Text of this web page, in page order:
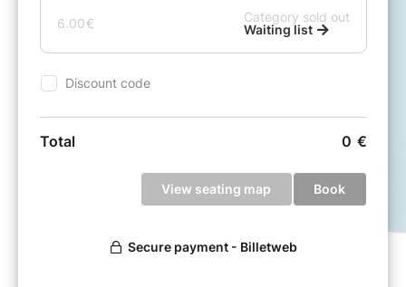
Valentin Favre,
Jean-René Da Conceicao,
contrebasse
Mathieu Schaefer,
Vladik Polionov et Olivier Lechardeur,
En co-réalisation avec La Criée - Théâtre
National de Marseille